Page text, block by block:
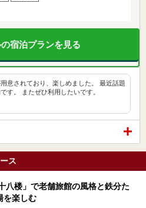
宿泊プランを見る
意されており、楽しめました。 最近話題
す。 またぜひ利用したいです。
ス
八楼」で老舗旅館の風格と鉄分た
を楽しむ